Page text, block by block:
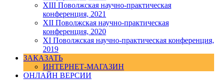
ХIII Поволжская научно-практическая
конференция, 2021
ХII Поволжская научно-практическая
конференция, 2020
XI Поволжская научно-практическая конференция,
2019
ЗАКАЗАТЬ
ИНТЕРНЕТ-МАГАЗИН
ОНЛАЙН ВЕРСИИ